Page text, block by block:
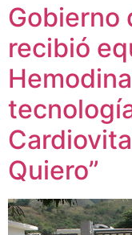
Gobierno
recibió
Quiero”